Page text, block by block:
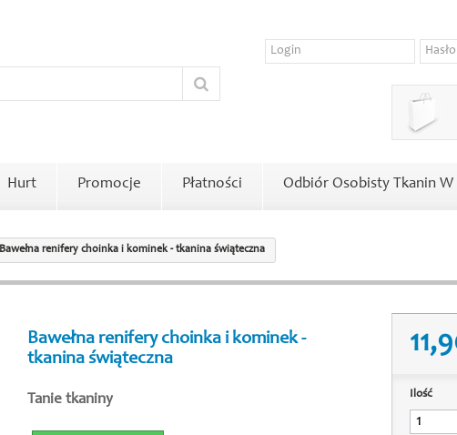
Hurt Promocje Płatności Odbiór Osobisty Tkanin W
Bawełna renifery choinka i kominek - tkanina świąteczna
Bawełna renifery choinka i kominek -
tkanina świąteczna
Tanie tkaniny Ilość